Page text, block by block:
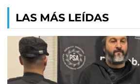
LAS MÁS LEÍDAS